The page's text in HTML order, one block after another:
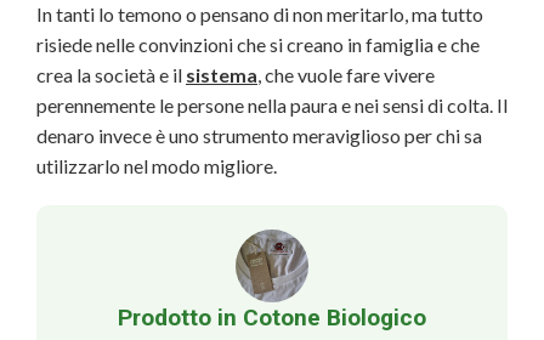
In tanti lo temono o pensano di non meritarlo, ma tutto
risiede nelle convinzioni che si creano in famiglia e che
crea la società e il sistema , che vuole fare vivere
perennemente le persone nella paura e nei sensi di colta. Il
denaro invece è uno strumento meraviglioso per chi sa
utilizzarlo nel modo migliore.
Prodotto in Cotone Biologico